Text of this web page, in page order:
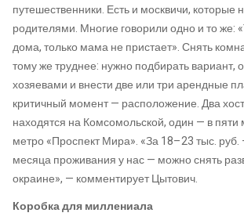
путешественники. Есть и москвичи, которые
родителями. Многие говорили одно и то же:
дома, только мама не пристает». Снять
тому же труднее: нужно подбирать вариант,
хозяевами и внести две или три арендные
критичный момент — расположение. Два
находятся на Комсомольской, один — в пяти
метро «Проспект Мира». «За 18–23 тыс. руб.
месяца проживания у нас — можно снять
окраине», — комментирует Цытович.
Коробка для миллениала